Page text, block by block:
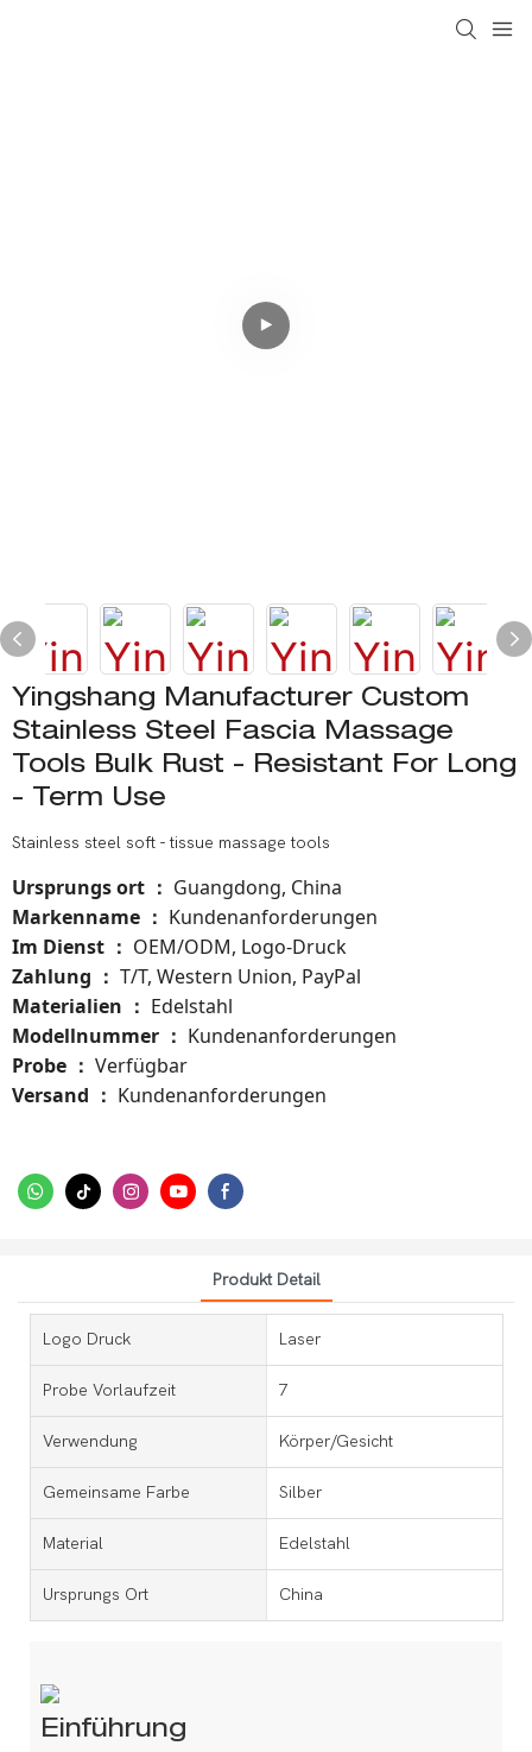
Yingshang Manufacturer Custom
Stainless Steel Fascia Massage
Tools Bulk Rust - Resistant For Long
- Term Use
Stainless steel soft - tissue massage tools
Ursprungs ort ： Guangdong, China
Markenname
： Kundenanforderungen
Im Dienst
： OEM/ODM, Logo-Druck
Zahlung
： T/T, Western Union, PayPal
Materialien
： Edelstahl
Modellnummer ： Kundenanforderungen
Probe
： Verfügbar
Versand
： Kundenanforderungen
Produkt Detail
Logo Druck Laser
Probe Vorlaufzeit 7
Verwendung Körper/Gesicht
Gemeinsame Farbe Silber
Material Edelstahl
Ursprungs Ort China
Einführung